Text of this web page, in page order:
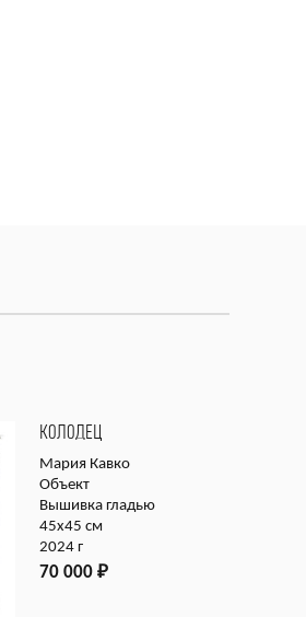
КОЛОДЕЦ
Мария Кавко
Объект
Вышивка гладью
45х45 см
2024 г
70 000 ₽